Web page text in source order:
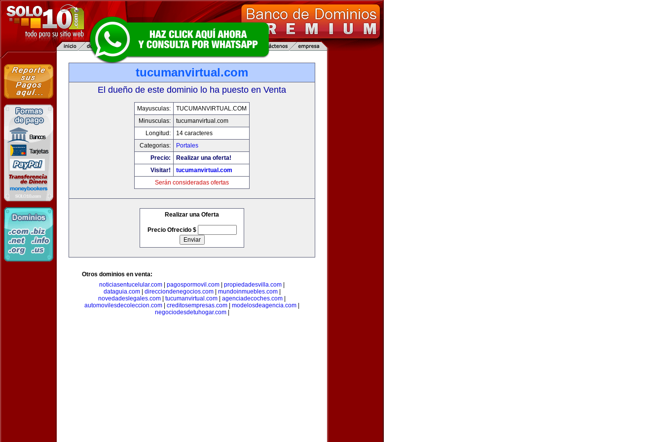
tucumanvirtual.com
El dueño de este dominio lo ha puesto en Venta
Mayusculas:
TUCUMANVIRTUAL.COM
Minusculas:
tucumanvirtual.com
Longitud:
14 caracteres
Categorias:
Portales
Precio:
Realizar una oferta!
Visitar!
tucumanvirtual.com
Serán consideradas ofertas
Realizar una Oferta
Precio Ofrecido $
Otros dominios en venta:
noticiasentucelular.com
pagospormovil.com propiedadesvilla.com
dataguia.com| direcciondenegocios.com| mundoinmuebles.com|
novedadeslegales.com
tucumanvirtual.com agenciadecoches.com
automovilesdecoleccion.com
creditosempresas.com modelosdeagencia.com
negociodesdetuhogar.com|